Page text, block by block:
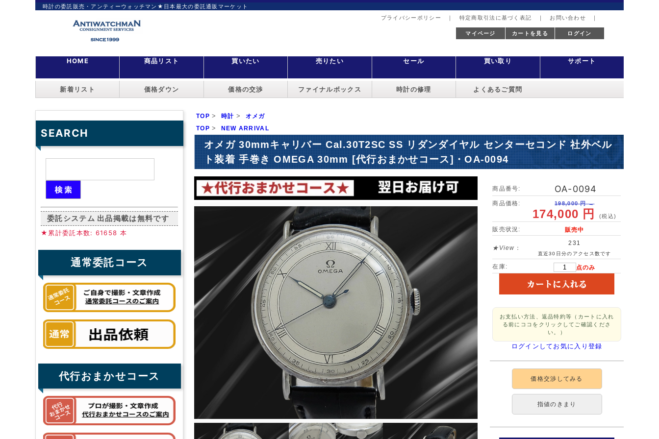
時計の委託販売・アンティーウォッチマン★日本最大の委託通販マーケット
プライバシーポリシー
｜ 特定商取引法に基づく表記 ｜ お問い合わせ ｜
ログイン
カートを見る
マイページ
HOME 商品リスト 買いたい 売りたい セール 買い取り サポート
新着リスト 価格ダウン 価格の交渉 ファイナルボックス 時計の修理 よくあるご質問
TOP > 時計 >
オメガ
TOP > NEW ARRIVAL
オメガ 30mmキャリバー Cal.30T2SC SS リダンダイヤル センターセコンド 社外ベル
ト装着 手巻き OMEGA 30mm [代行おまかせコース]・OA-0094
商品番号: OA-0094
商品価格: 198,000 円 →
174,000 円(税込)
販売状況: 販売中
★View ：
231
直近30日分のアクセス数です
在庫: 点のみ
お支払い方法、返品特約等（カートに入れ
る前にココをクリックしてご確認くださ
い。）
ログインしてお気に入り登録
価格交渉してみる
指値のきまり
SEARCH
委託システム 出品掲載は無料です
★累計委託本数: 61658 本
通常委託コース
代行おまかせコース